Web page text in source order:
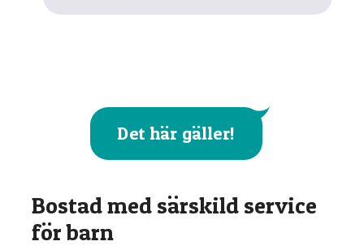
Det här gäller!
Bostad med särskild service
för barn